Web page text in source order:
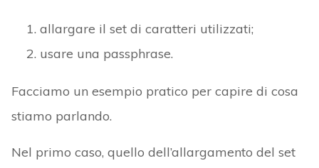
allargare il set di caratteri utilizzati;
usare una passphrase.
Facciamo un esempio pratico per capire di cosa
stiamo parlando.
Nel primo caso, quello dell’allargamento del set